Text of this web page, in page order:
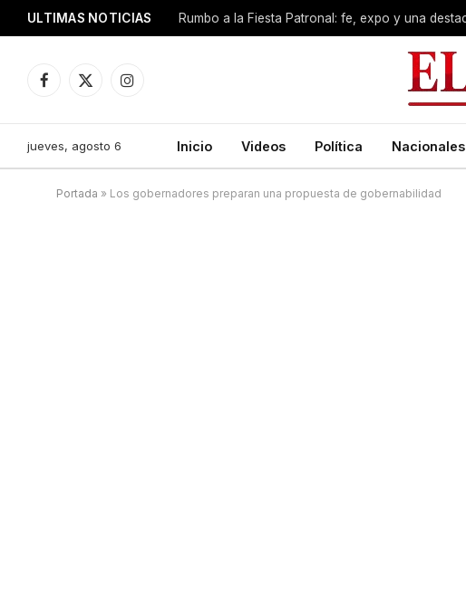
ULTIMAS NOTICIAS
Facebook
X
Instagram
jueves, agosto 6 Inicio Videos Política Nacionales
Portada » Los gobernadores preparan una propuesta de gobernabilidad